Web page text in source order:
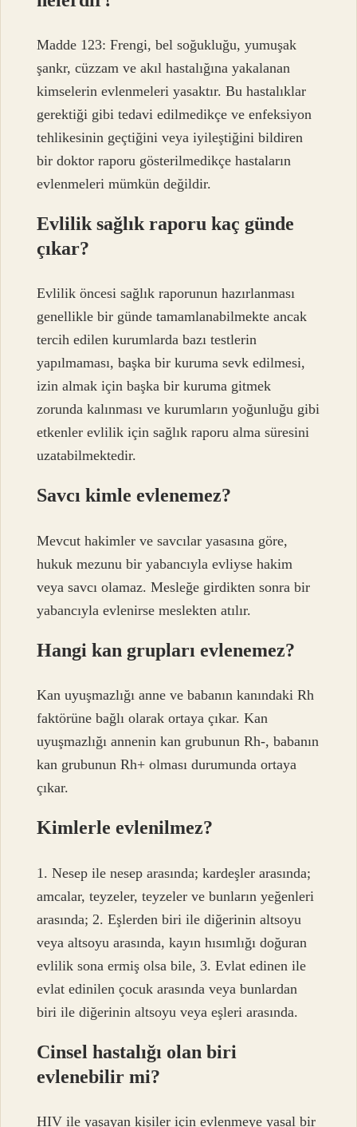
Madde 123: Frengi, bel soğukluğu, yumuşak
şankr, cüzzam ve akıl hastalığına yakalanan
kimselerin evlenmeleri yasaktır. Bu hastalıklar
gerektiği gibi tedavi edilmedikçe ve enfeksiyon
tehlikesinin geçtiğini veya iyileştiğini bildiren
bir doktor raporu gösterilmedikçe hastaların
evlenmeleri mümkün değildir.
Evlilik sağlık raporu kaç günde
çıkar?
Evlilik öncesi sağlık raporunun hazırlanması
genellikle bir günde tamamlanabilmekte ancak
tercih edilen kurumlarda bazı testlerin
yapılmaması, başka bir kuruma sevk edilmesi,
izin almak için başka bir kuruma gitmek
zorunda kalınması ve kurumların yoğunluğu gibi
etkenler evlilik için sağlık raporu alma süresini
uzatabilmektedir.
Savcı kimle evlenemez?
Mevcut hakimler ve savcılar yasasına göre,
hukuk mezunu bir yabancıyla evliyse hakim
veya savcı olamaz. Mesleğe girdikten sonra bir
yabancıyla evlenirse meslekten atılır.
Hangi kan grupları evlenemez?
Kan uyuşmazlığı anne ve babanın kanındaki Rh
faktörüne bağlı olarak ortaya çıkar. Kan
uyuşmazlığı annenin kan grubunun Rh-, babanın
kan grubunun Rh+ olması durumunda ortaya
çıkar.
Kimlerle evlenilmez?
1. Nesep ile nesep arasında; kardeşler arasında;
amcalar, teyzeler, teyzeler ve bunların yeğenleri
arasında; 2. Eşlerden biri ile diğerinin altsoyu
veya altsoyu arasında, kayın hısımlığı doğuran
evlilik sona ermiş olsa bile, 3. Evlat edinen ile
evlat edinilen çocuk arasında veya bunlardan
biri ile diğerinin altsoyu veya eşleri arasında.
Cinsel hastalığı olan biri
evlenebilir mi?
HIV ile yaşayan kişiler için evlenmeye yasal bir